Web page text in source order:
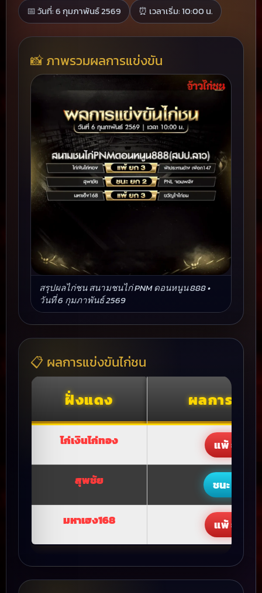
📅 วันที่: 6 กุมภาพันธ์ 2569
⏰ เวลาเริ่ม: 10:00 น.
📸 ภาพรวมผลการแข่งขัน
สรุปผลไก่ชน สนามชนไก่ PNM ดอนหนูน 888 •
วันที่ 6 กุมภาพันธ์ 2569
📋 ผลการแข่งขันไก่ชน
ฝั่งแดง ผลการแข่
ไก่เงินไก่ทอง แพ้ ยก 3
สุพชัย ชนะ ยก 2
มหาเฮง168 แพ้ ยก 3